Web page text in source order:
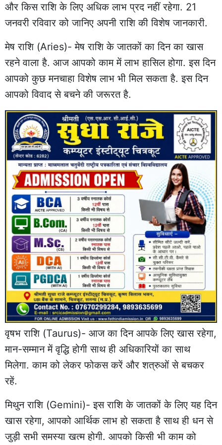
और किस राशि के लिए अधिक लाभ प्रद नहीं रहेगा. 21
जनवरी रविवार को जानिए अपनी राशि की विशेष जानकारी.
मेष राशि (Aries)- मेष राशि के जातकों का दिन का खास
रहने वाला है. आज आपको काम में लाभ हासिल होगा. इस दिन
आपको कुछ मनचाहा विशेष लाभ भी मिल सकता है. इस दिन
आपको विवाद से बचने की जरूरत है.
वृषभ राशि (Taurus)- आज का दिन आपके लिए खास रहेगा,
मान-सम्मान में वृद्धि होगी साथ ही अधिकारियों का साथ
मिलेगा. काम को लेकर फोकस करें और शत्रुओं से बचकर
रहें.
मिथुन राशि (Gemini)- इस राशि के जातकों के लिए यह दिन
खास रहेगा, आपको आर्थिक लाभ हो सकता है साथ ही धन से
जुड़ी सभी समस्या खत्म होगी. आपको किसी भी काम को